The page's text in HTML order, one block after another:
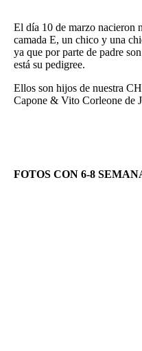
El día 10 de marzo nacieron
camada E, un chico y una
ya que por parte de padre
está su pedigree.
Ellos son hijos de nuestra
Capone & Vito Corleone de
FOTOS CON 6-8